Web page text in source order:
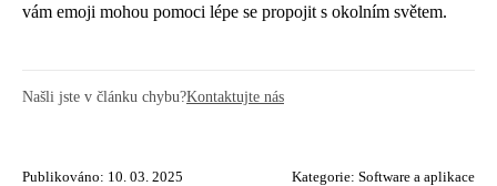
vám emoji mohou pomoci lépe se propojit s okolním světem.
Našli jste v článku chybu?Kontaktujte nás
Publikováno: 10. 03. 2025 Kategorie: Software a aplikace